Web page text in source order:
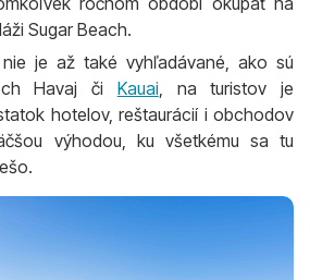
Sugar Beach.
je až také vyhľadávané, ako sú
Havaj či Kauai , na turistov je
hotelov, reštaurácií i obchodov
výhodou, ku všetkému sa tu